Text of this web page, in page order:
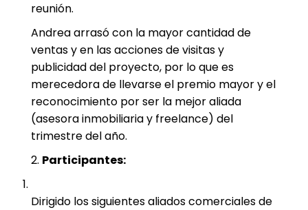
reunión.
Andrea arrasó con la mayor cantidad de
ventas y en las acciones de visitas y
publicidad del proyecto, por lo que es
merecedora de llevarse el premio mayor y el
reconocimiento por ser la mejor aliada
(asesora inmobiliaria y freelance) del
trimestre del año.
2. Participantes:
Dirigido los siguientes aliados comerciales de